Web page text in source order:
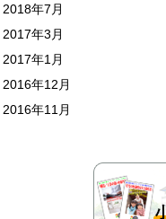
2018年7月
2017年3月
2017年1月
2016年12月
2016年11月